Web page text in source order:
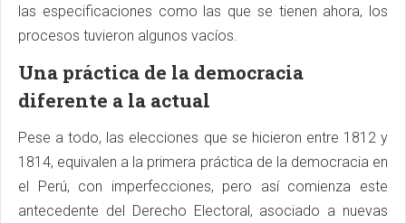
las especificaciones como las que se tienen ahora, los
procesos tuvieron algunos vacíos.
Una práctica de la democracia
diferente a la actual
Pese a todo, las elecciones que se hicieron entre 1812 y
1814, equivalen a la primera práctica de la democracia en
el Perú, con imperfecciones, pero así comienza este
antecedente del Derecho Electoral, asociado a nuevas